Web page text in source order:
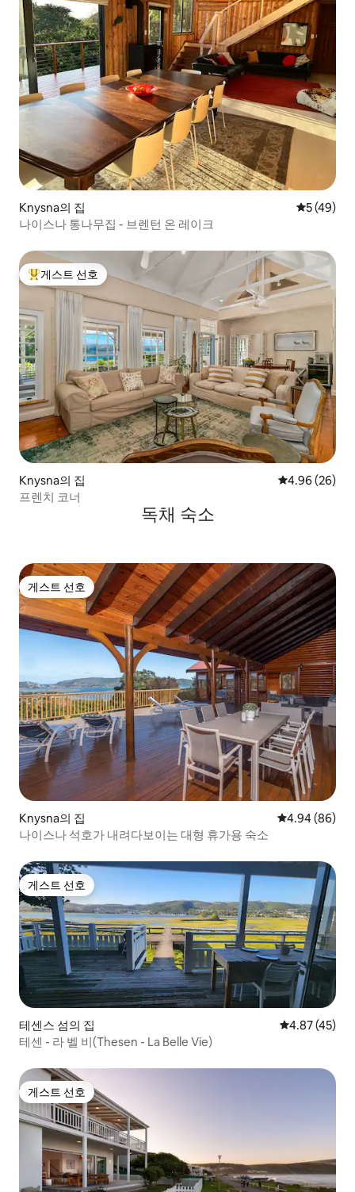
Knysna의 집 평점 5점(5
5 (49)
나이스나 통나무집 - 브렌턴 온 레이크
상위 게스트 선호
게스트 선호
Knysna의 집 평점 4.96점(5
4.96 (26)
프렌치 코너
독채 숙소
게스트 선호
게스트 선호
Knysna의 집 평점 4.94점(5
4.94 (86)
나이스나 석호가 내려다보이는 대형 휴가용 숙소
게스트 선호
게스트 선호
테센스 섬의 집 평점 4.87점
4.87 (45)
테센 - 라 벨 비(Thesen - La Belle Vie)
게스트 선호
게스트 선호